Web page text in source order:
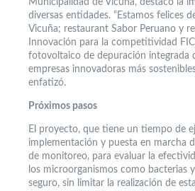
Municipalidad de Vicuña, destacó la
diversas entidades. “Estamos felices
Vicuña; restaurant Sabor Peruano y
Innovación para la competitividad
fotovoltaico de depuración integrada
empresas innovadoras más
enfatizó.
Próximos pasos
El proyecto, que tiene un tiempo de
implementación y puesta en marcha
de monitoreo, para evaluar la
los microorganismos como bacterias
seguro, sin limitar la realización de